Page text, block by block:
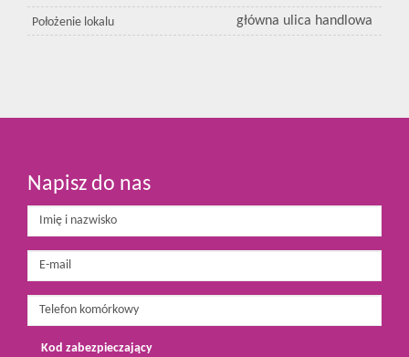
Położenie lokalu główna ulica handlowa
Napisz do nas
Kod zabezpieczający